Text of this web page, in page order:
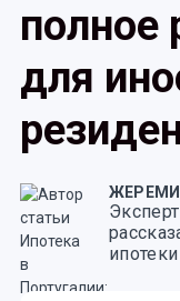
полное
для